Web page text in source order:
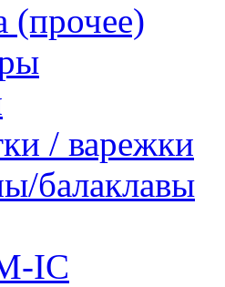
(прочее)
/ варежки
балаклавы
IC